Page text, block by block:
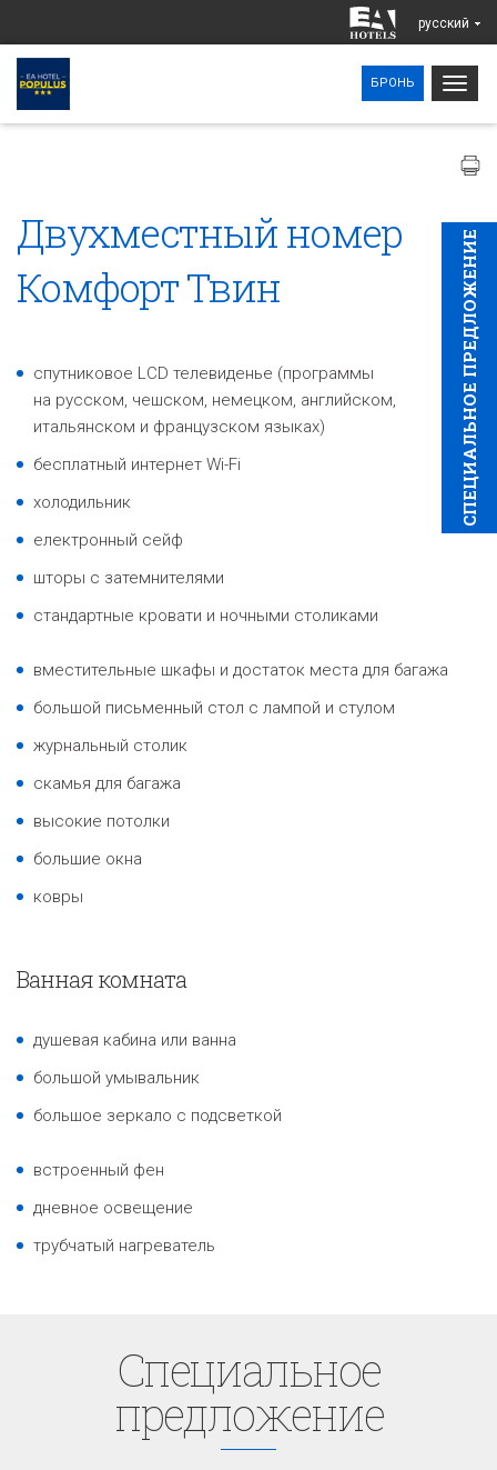
pусский
БРОНЬ
CПЕЦИAЛЬНОЕ ПРЕДЛОЖЕНИЕ
Двухместный номер
Комфорт Твин
cпутниковое LCD телевиденье (программы
на русском, чешском, немецком, английском,
итальянском и французском языках)
бесплатный интернет Wi-Fi
холодильник
електронный сейф
шторы с затемнителями
стандартные кровати и ночными столиками
вместительные шкафы и достаток места для багажа
большой письменный стол с лампой и стулом
журнальный столик
скамья для багажа
высокие потолки
большие окна
ковры
Ванная комната
душевая кабина или ванна
большой умывальник
большое зеркало с подсветкой
встроенный фен
дневное освещение
трубчатый нагреватель
Cпециaльное
предложение